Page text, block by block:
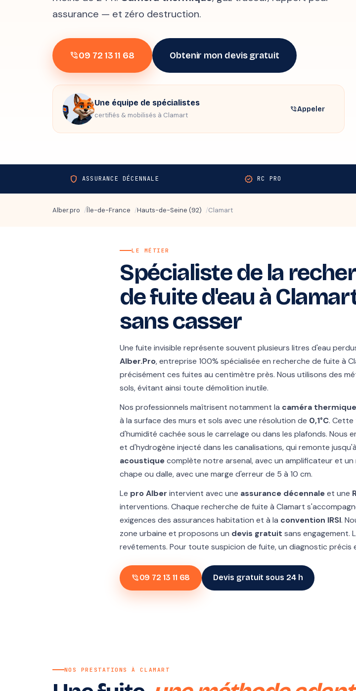
assurance — et zéro destruction.
phone_in_talk09 72 13 11 68 Obtenir mon devis gratuit
Une équipe de spécialistes
certifiés & mobilisés à Clamart
phone_in_talkAppeler
shield ASSURANCE DÉCENNALE verified RC PRO
Alber.pro Île-de-France Hauts-de-Seine (92) Clamart
LE MÉTIER
Spécialiste de la
de fuite d'eau à
sans casser
Une fuite invisible représente souvent plusieurs litres d'eau
Alber.Pro, entreprise 100% spécialisée en recherche de fuite à
précisément ces fuites au centimètre près. Nous utilisons des
sols, évitant ainsi toute démolition inutile.
Nos professionnels maîtrisent notamment la caméra thermique
à la surface des murs et sols avec une résolution de 0,1°C. Cette
d'humidité cachée sous le carrelage ou dans les plafonds. Nous
et d'hydrogène injecté dans les canalisations, qui remonte
acoustiquecomplète notre arsenal, avec un amplificateur et
chape ou dalle, avec une marge d'erreur de 5 à 10 cm.
Le pro Alber intervient avec une assurance décennaleet une
interventions. Chaque recherche de fuite à Clamart
exigences des assurances habitation et à la convention IRSI.
zone urbaine et proposons un devis gratuit sans engagement.
revêtements. Pour toute suspicion de fuite, un diagnostic précis
phone_in_talk09 72 13 11 68 Devis gratuit sous 24 h
NOS PRESTATIONS À CLAMART